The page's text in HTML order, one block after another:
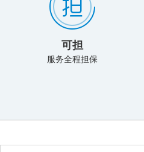
可担
服务全程担保